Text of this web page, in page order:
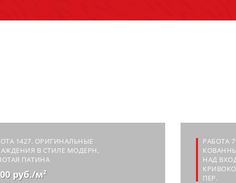
1427. ОРИГИНАЛЬНЫЕ
В СТИЛЕ МОДЕРН,
ПАТИНА
руб./м²
РАБОТА
НАД
ПЕР.